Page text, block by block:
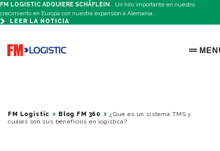
FM LOGISTIC ADQUIERE SCHÄFLEIN
Un hito importante en nuestro
crecimiento en Europa con nuestra expansión a Alemania.
LEER LA NOTICIA
Go to home page
OPEN
FM Logistic Blog FM 360
¿Qué es un sistema TMS y
cuáles son sus beneficios en logística?